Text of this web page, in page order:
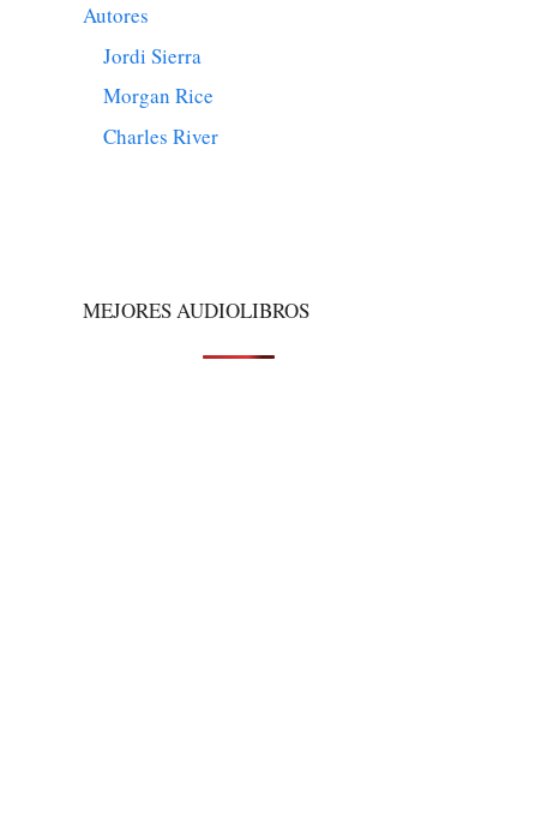
Autores
Jordi Sierra
Morgan Rice
Charles River
MEJORES AUDIOLIBROS